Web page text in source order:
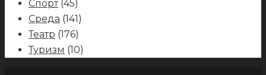
Спорт(45)
Среда (141)
Театр (176)
Туризм (10)